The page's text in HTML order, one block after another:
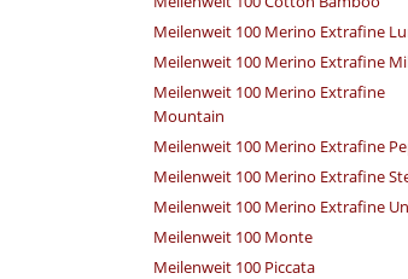
Meilenweit 100 Merino Extrafine
Meilenweit 100 Merino Extrafine
Meilenweit 100 Merino Extrafine
Mountain
Meilenweit 100 Merino Extrafine
Meilenweit 100 Merino Extrafine
Meilenweit 100 Merino Extrafine
Meilenweit 100 Monte
Meilenweit 100 Piccata